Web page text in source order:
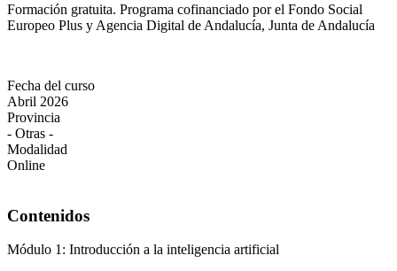
Formación gratuita. Programa cofinanciado por el Fondo Social
Europeo Plus y Agencia Digital de Andalucía, Junta de Andalucía
Fecha del curso
Abril 2026
Provincia
- Otras -
Modalidad
Online
Contenidos
Módulo 1: Introducción a la inteligencia artificial